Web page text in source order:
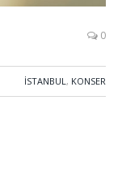
0
İSTANBUL, KONSER